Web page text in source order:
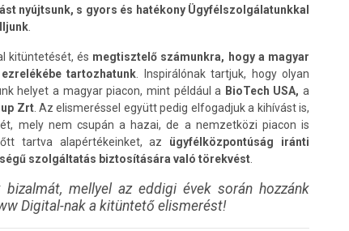
nyújtsunk, s gyors és hatékony Ügyfélszolgálatunkkal
kitüntetését, és megtisztelő számunkra, hogy a magyar
tartozhatunk . Inspirálónak tartjuk, hogy olyan
helyet a magyar piacon, mint például a BioTech USA, a
Zrt. Az elismeréssel együtt pedig elfogadjuk a kihívást is,
mely nem csupán a hazai, de a nemzetközi piacon is
tartva alapértékeinket, az ügyfélközpontúság iránti
szolgáltatás biztosítására való törekvést
bizalmát, mellyel az eddigi évek során hozzánk
Digital-nak a kitüntető elismerést!